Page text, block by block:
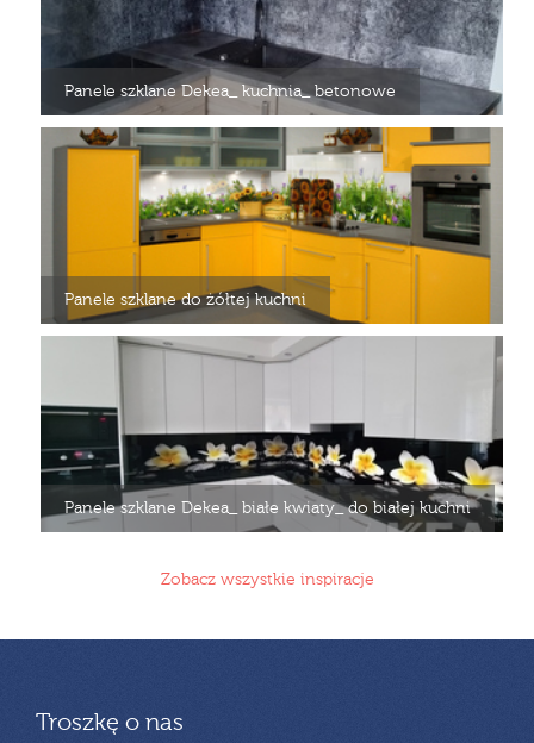
Panele szklane Dekea_ kuchnia_ betonowe
Panele szklane do żółtej kuchni
Panele szklane Dekea_ białe kwiaty_ do białej kuchni
Zobacz wszystkie inspiracje
Troszkę o nas